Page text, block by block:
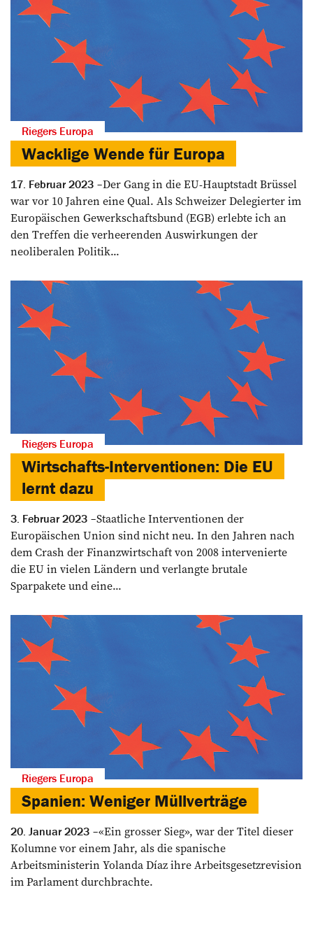
Riegers Europa
Wacklige Wende für Europa
17. Februar 2023
Der Gang in die EU-Hauptstadt Brüssel
war vor 10 Jahren eine Qual. Als Schweizer Delegierter im
Europäischen Gewerkschaftsbund (EGB) erlebte ich an
den Treffen die verheerenden Auswirkungen der
neoliberalen Politik...
Riegers Europa
Wirtschafts-Interventionen: Die EU
lernt dazu
3. Februar 2023
Staatliche Interventionen der
Europäischen Union sind nicht neu. In den Jahren nach
dem Crash der Finanzwirtschaft von 2008 intervenierte
die EU in vielen Ländern und verlangte brutale
Sparpakete und eine...
Riegers Europa
Spanien: Weniger Müllverträge
20. Januar 2023
«Ein grosser Sieg», war der Titel dieser
Kolumne vor einem Jahr, als die spanische
Arbeitsministerin Yolan­da Díaz ihre Arbeitsgesetzrevision
im Parlament durchbrachte.